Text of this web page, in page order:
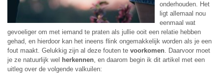
onderhouden. Het
ligt allemaal nou
eenmaal wat
gevoeliger om met iemand te praten als jullie ooit een relatie hebben
gehad, en hierdoor kan het ineens flink ongemakkelijk worden als je een
fout maakt. Gelukkig zijn al deze fouten te voorkomen. Daarvoor moet
je ze natuurlijk wel herkennen, en daarom begin ik dit artikel met een
uitleg over de volgende valkuilen: